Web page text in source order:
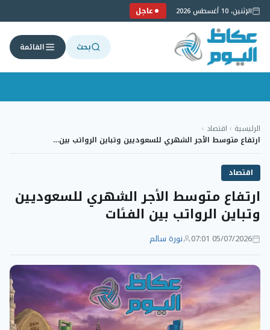
الإثنين، 10 أغسطس 2026 عاجل
بحث القائمة
إلى
المحتوى
الرئيسية › اقتصاد ›
ارتفاع متوسط الأجر الشهري للسعوديين وتباين الرواتب بين…
اقتصاد
ارتفاع متوسط الأجر الشهري للسعوديين
وتباين الرواتب بين الفئات
05/07/2026 07:01 نورة سالم